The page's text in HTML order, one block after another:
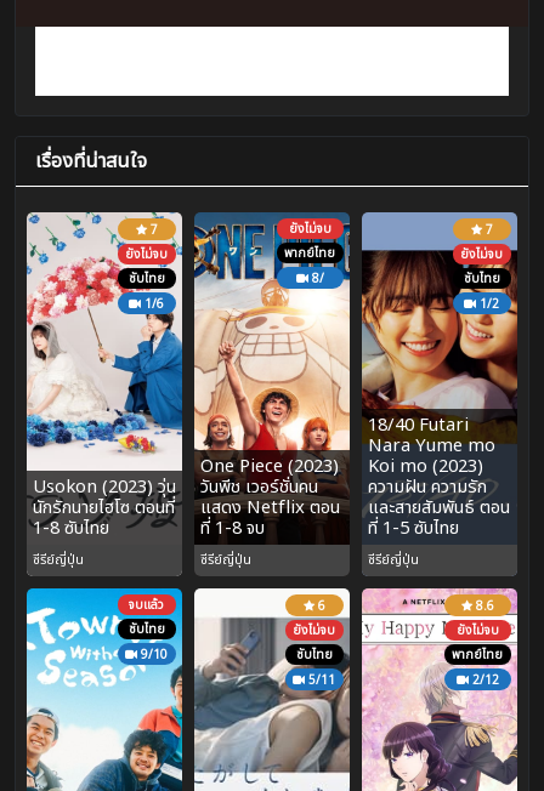
เรื่องที่น่าสนใจ
7
ยังไม่จบ
ซับไทย
1/6
Usokon (2023) วุ่น
นักรักนายไฮโซ ตอนที่
1-8 ซับไทย
ซีรีย์ญี่ปุ่น
ยังไม่จบ
พากย์ไทย
8/
One Piece (2023)
วันพีช เวอร์ชั่นคน
แสดง Netflix ตอน
ที่ 1-8 จบ
ซีรีย์ญี่ปุ่น
7
ยังไม่จบ
ซับไทย
1/2
18/40 Futari
Nara Yume mo
Koi mo (2023)
ความฝัน ความรัก
และสายสัมพันธ์ ตอน
ที่ 1-5 ซับไทย
ซีรีย์ญี่ปุ่น
จบแล้ว
ซับไทย
9/10
6
ยังไม่จบ
ซับไทย
5/11
8.6
ยังไม่จบ
พากย์ไทย
2/12